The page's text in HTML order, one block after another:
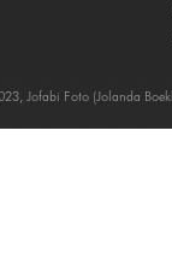
Jofabi Foto (Jolanda